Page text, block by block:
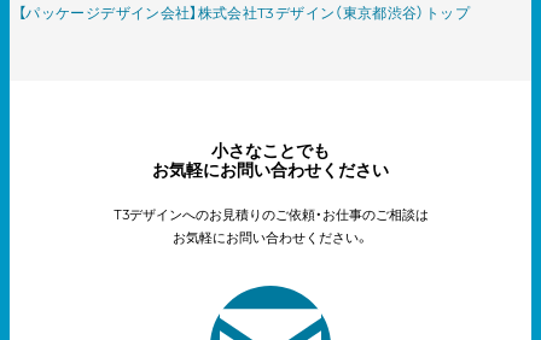
【パッケージデザイン会社】株式会社T3デザイン（東京都渋谷）トップ
小さなことでも
お気軽にお問い合わせください
T3デザインへのお見積りのご依頼・お仕事のご相談は
お気軽にお問い合わせください。